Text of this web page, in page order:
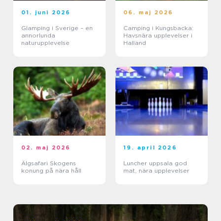
01. juni 2026
Glamping i Sverige – en
annorlunda
naturupplevelse
06. maj 2026
Camping i Kungsbacka:
Havsnära upplevelser i
Halland
02. maj 2026
Älgsafari Skogens
konung på nära håll
19. april 2026
Luncher uppsala god
mat, nära upplevelser